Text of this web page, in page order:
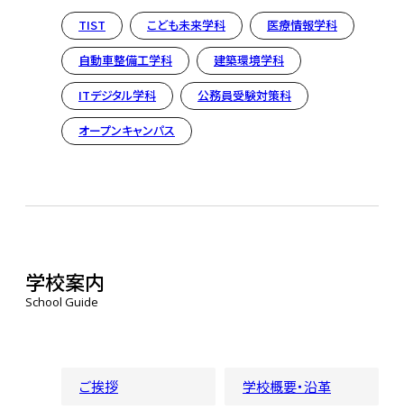
TIST こども未来学科 医療情報学科
自動車整備工学科 建築環境学科
ITデジタル学科 公務員受験対策科
オープンキャンパス
学校案内
School Guide
ご挨拶 学校概要・沿革